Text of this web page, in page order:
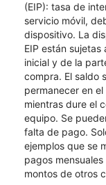
(EIP): tasa de
servicio móvil,
dispositivo. La
EIP están
inicial y de la
compra. El saldo
permanecer en
mientras dure el
equipo. Se
falta de pago.
ejemplos que se
pagos
montos de otros